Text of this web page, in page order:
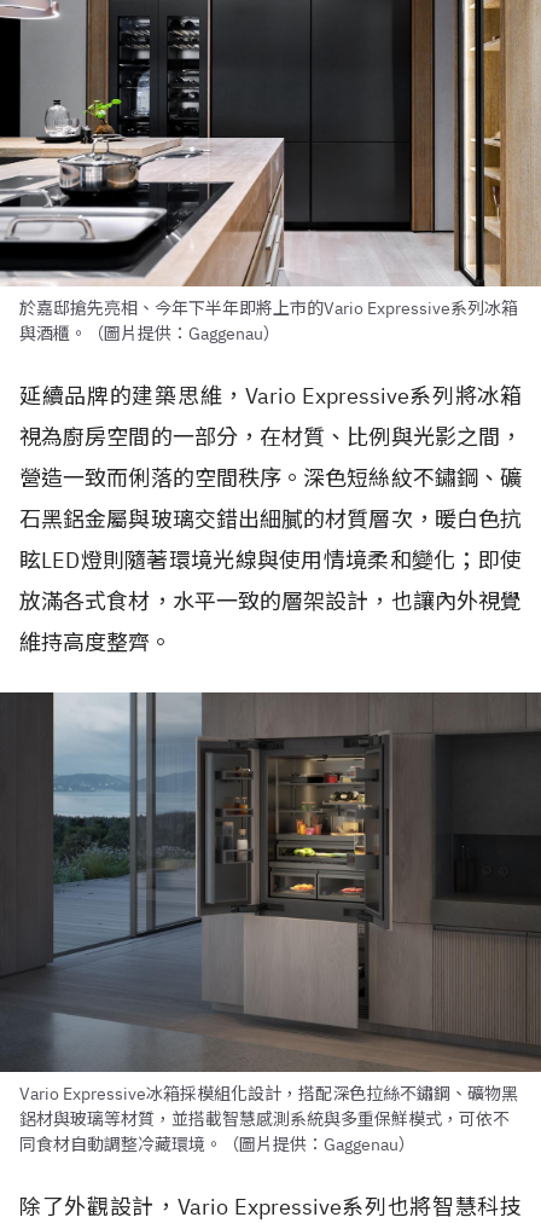
於嘉邸搶先亮相、今年下半年即將上市的Vario Expressive系列冰箱
與酒櫃。（圖片提供：Gaggenau）
延續品牌的建築思維，Vario Expressive系列將冰箱
視為廚房空間的一部分，在材質、比例與光影之間，
營造一致而俐落的空間秩序。深色短絲紋不鏽鋼、礦
石黑鋁金屬與玻璃交錯出細膩的材質層次，暖白色抗
眩LED燈則隨著環境光線與使用情境柔和變化；即使
放滿各式食材，水平一致的層架設計，也讓內外視覺
維持高度整齊。
Vario Expressive冰箱採模組化設計，搭配深色拉絲不鏽鋼、礦物黑
鋁材與玻璃等材質，並搭載智慧感測系統與多重保鮮模式，可依不
同食材自動調整冷藏環境。（圖片提供：Gaggenau）
除了外觀設計，Vario Expressive系列也將智慧科技